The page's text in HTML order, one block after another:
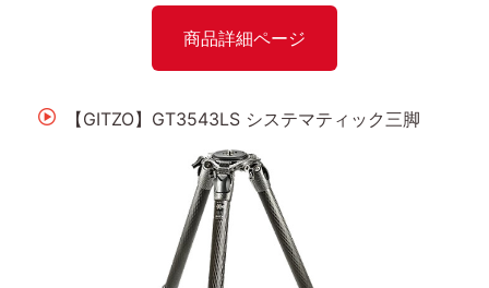
商品詳細ページ
【GITZO】GT3543LS システマティック三脚